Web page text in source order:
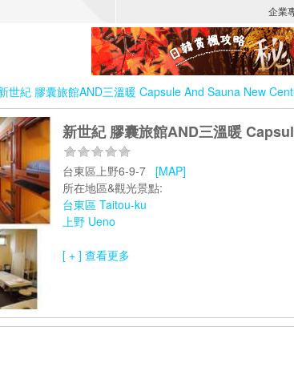
世紀 膠囊旅館AND三溫暖 Capsule And Sauna New
新世紀 膠囊旅館AND三溫暖
台東區上野6-9-7 [MAP]
所在地區&觀光景點:
台東區 Taitou-ku
上野 Ueno
[ + ] 查看更多